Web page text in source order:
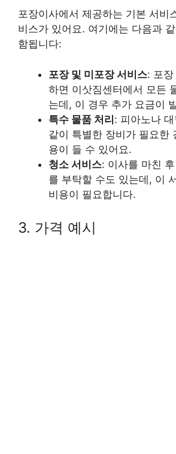
포장이사에서 제공하는 기본 서비
비스가 있어요. 여기에는 다음과
함됩니다:
포장 및 미포장 서비스: 포장
하면 이삿짐센터에서 모든
는데, 이 경우 추가 요금이
특수 물품 처리: 피아노나
같이 특별한 장비가 필요한
용이 들 수 있어요.
청소 서비스: 이사를 마친
를 부탁할 수도 있는데, 이
비용이 필요합니다.
3. 가격 예시